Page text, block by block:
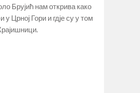
Брујић нам открива како
у Црној Гори и гдје су у том